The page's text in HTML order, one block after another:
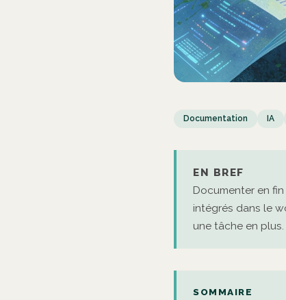
Documentation IA
EN BREF
Documenter en
intégrés dans le
une tâche en
SOMMAIRE